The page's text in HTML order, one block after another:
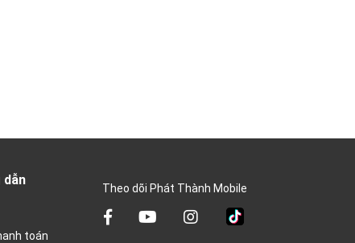
dẫn
toán
Theo dõi Phát Thành Mobile